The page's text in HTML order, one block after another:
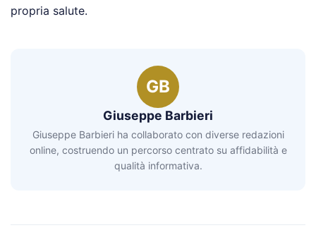
propria salute.
GB
Giuseppe Barbieri
Giuseppe Barbieri ha collaborato con diverse redazioni
online, costruendo un percorso centrato su affidabilità e
qualità informativa.